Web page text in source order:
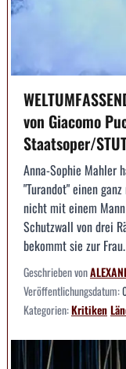
von Giacomo
Staatsoper/
Anna-Sophie Mahler
"Turandot" einen
nicht mit einem
Schutzwall von drei
bekommt sie zur
Geschrieben von
Veröffentlichungsdatum:
Kategorien:Kritiken